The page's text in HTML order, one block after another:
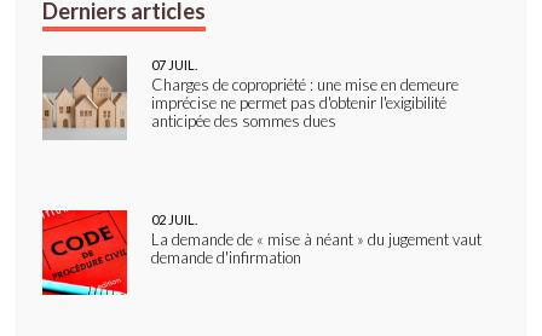
Charges de copropriété : une mise en demeure
imprécise ne permet pas d'obtenir l'exigibilité
anticipée des sommes dues
07 JUIL.
La demande de « mise à néant » du jugement vaut
demande d'infirmation
02 JUIL.